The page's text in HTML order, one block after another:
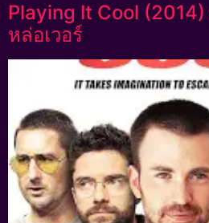
Playing It Cool
หล่อเวอร์